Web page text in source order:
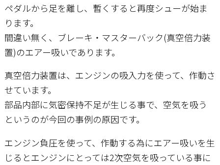
ペダルから足を離し、暫くすると再度シューが始ま
ります。
間違い無く、ブレーキ・マスターバック(真空倍力装
置)のエアー吸いであります。
真空倍力装置は、エンジンの吸入力を使って、作動さ
せています。
部品内部に気密保持不足が生じる事で、空気を吸う
というのが今回の事例の原因です。
エンジン負圧を使って、作動する為にエアー吸いを生
じるとエンジンにとっては2次空気を吸っている事に